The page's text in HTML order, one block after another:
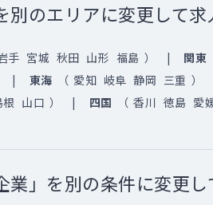
別のエリアに変更して
手 宮城 秋田 山形 福島 ） 関東
東海 （ 愛知 岐阜 静岡 三重 ）
根 山口 ） 四国 （ 香川 徳島 愛
業」を別の条件に変更